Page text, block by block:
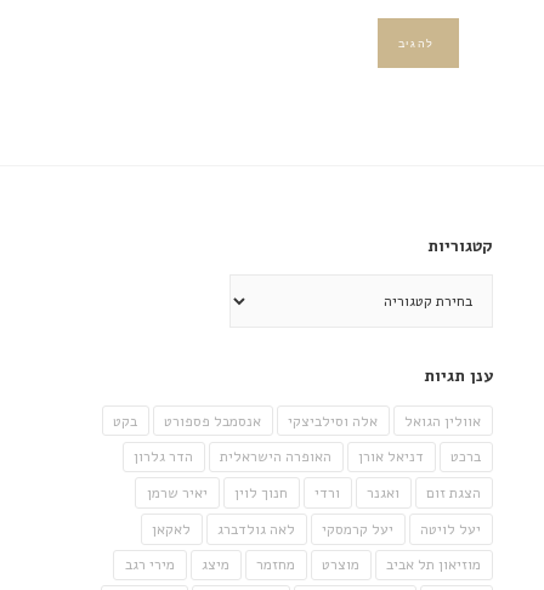
קטגוריות
ענן תגיות
אוולין הגואל אלה וסילביצקי אנסמבל פספורט
בקט
ברכט
דניאל אורן האופרה הישראלית
הדר גלרון
הצגת זום
ואגנר ורדי חנוך לוין
יאיר שרמן
יעל לויטה
יעל קרמסקי לאה גולדברג
לאקאן
מוזיאון תל אביב
מוצרט מחזמר מיצג
מירי רגב